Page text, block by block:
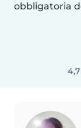
obbligatoria